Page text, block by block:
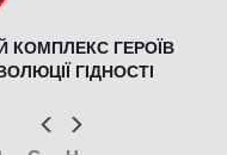
КОМПЛЕКС ГЕРОЇВ
ГІДНОСТІ
Попер